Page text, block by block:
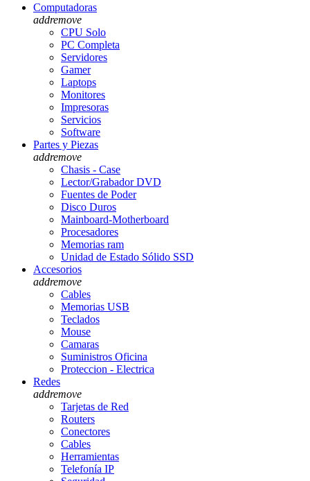
Computadoras
addremove
CPU Solo
PC Completa
Servidores
Gamer
Laptops
Monitores
Impresoras
Servicios
Software
Partes y Piezas
addremove
Chasis - Case
Lector/Grabador DVD
Fuentes de Poder
Disco Duros
Mainboard-Motherboard
Procesadores
Memorias ram
Unidad de Estado Sólido SSD
Accesorios
addremove
Cables
Memorias USB
Teclados
Mouse
Camaras
Suministros Oficina
Proteccion - Electrica
Redes
addremove
Tarjetas de Red
Routers
Conectores
Cables
Herramientas
Telefonía IP